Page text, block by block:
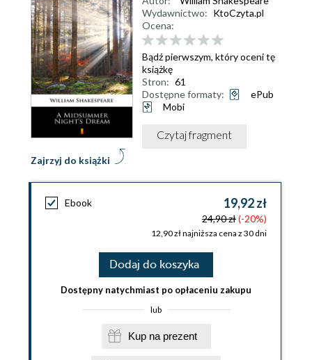
Zajrzyj do książki
Wydawnictwo: KtoCzyta.pl
Ocena:
Bądź pierwszym, który oceni tę
książkę
Stron: 61
Dostępne formaty:
ePub
Mobi
Czytaj fragment
Ebook 19,92 zł
24,90 zł(-20%)
12,90 zł najniższa cena z 30 dni
Dodaj do koszyka
Dostępny natychmiast po opłaceniu zakupu
lub
Kup na prezent